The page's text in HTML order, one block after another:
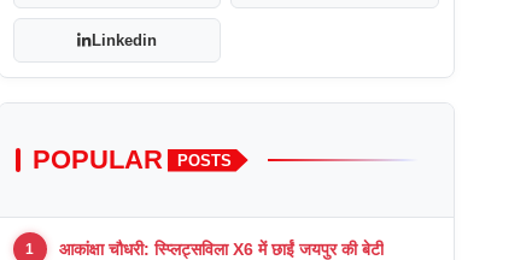
Linkedin
POPULAR POSTS
1 आकांक्षा चौधरी: स्प्लिट्सविला X6 में छाईं जयपुर की बेटी